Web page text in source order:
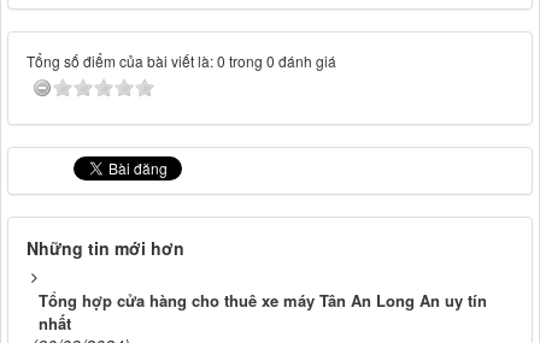
Tổng số điểm của bài viết là: 0 trong 0 đánh giá
Những tin mới hơn
Tổng hợp cửa hàng cho thuê xe máy Tân An Long An uy tín
nhất